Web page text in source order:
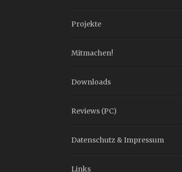
Projekte
Mitmachen!
Downloads
Reviews (PC)
Datenschutz & Impressum
Links